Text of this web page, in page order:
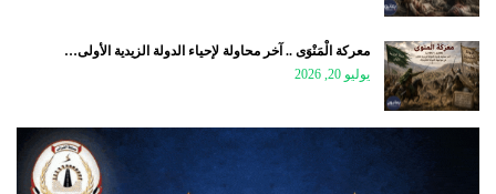
معركة الْمَنْوَى .. آخر محاولة لإحياء الدولة الزيدية الأولى…
يوليو 20, 2026